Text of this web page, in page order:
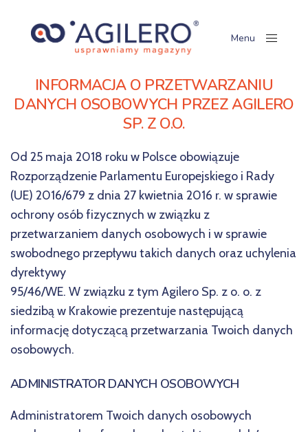
Menu
INFORMACJA O PRZETWARZANIU
DANYCH OSOBOWYCH PRZEZAGILERO
SP. Z O.O.
Od 25 maja 2018 roku w Polsce obowiązuje
Rozporządzenie Parlamentu Europejskiego i Rady
(UE) 2016/679 z dnia 27 kwietnia 2016 r. w sprawie
ochrony osób fizycznych w związku z
przetwarzaniem danych osobowych i w sprawie
swobodnego przepływu takich danych oraz uchylenia
dyrektywy
95/46/WE. W związku z tym Agilero Sp. z o. o. z
siedzibą w Krakowie prezentuje następującą
informację dotyczącą przetwarzania Twoich danych
osobowych.
ADMINISTRATOR DANYCH OSOBOWYCH
Administratorem Twoich danych osobowych